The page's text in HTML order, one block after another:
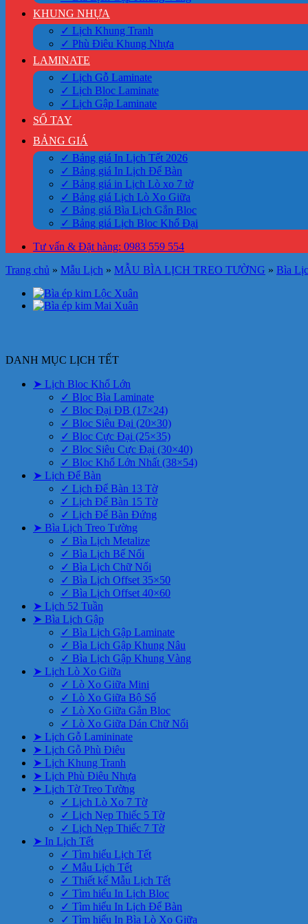
KHUNG NHỰA
✓ Lịch Khung Tranh
✓ Phù Điêu Khung Nhựa
LAMINATE
✓ Lịch Gỗ Laminate
✓ Lịch Bloc Laminate
✓ Lịch Gập Laminate
SỔ TAY
BẢNG GIÁ
✓ Bảng giá In Lịch Tết 2026
✓ Bảng giá In Lịch Để Bàn
✓ Bảng giá in Lịch Lò xo 7 tờ
✓ Bảng giá Lịch Lò Xo Giữa
✓ Bảng giá Bìa Lịch Gắn Bloc
✓ Bảng giá Lịch Bloc Khổ Đại
Tư vấn & Đặt hàng: 0983 559 554
Trang chủ » Mẫu Lịch » MẪU BÌA LỊCH TREO TƯỜNG » Bìa
DANH MỤC LỊCH TẾT
➤ Lịch Bloc Khổ Lớn
✓ Bloc Bìa Laminate
✓ Bloc Đại ĐB (17×24)
✓ Bloc Siêu Đại (20×30)
✓ Bloc Cực Đại (25×35)
✓ Bloc Siêu Cực Đại (30×40)
✓ Bloc Khổ Lớn Nhất (38×54)
➤ Lịch Để Bàn
✓ Lịch Để Bàn 13 Tờ
✓ Lịch Để Bàn 15 Tờ
✓ Lịch Để Bàn Đứng
➤ Bìa Lịch Treo Tường
✓ Bìa Lịch Metalize
✓ Bìa Lịch Bế Nổi
✓ Bìa Lịch Chữ Nổi
✓ Bìa Lịch Offset 35×50
✓ Bìa Lịch Offset 40×60
➤ Lịch 52 Tuần
➤ Bìa Lịch Gập
✓ Bìa Lịch Gập Laminate
✓ Bìa Lịch Gập Khung Nâu
✓ Bìa Lịch Gập Khung Vàng
➤ Lịch Lò Xo Giữa
✓ Lò Xo Giữa Mini
✓ Lò Xo Giữa Bộ Số
✓ Lò Xo Giữa Gắn Bloc
✓ Lò Xo Giữa Dán Chữ Nổi
➤ Lịch Gỗ Lamininate
➤ Lịch Gỗ Phù Điêu
➤ Lịch Khung Tranh
➤ Lịch Phù Điêu Nhựa
➤ Lịch Tờ Treo Tường
✓ Lịch Lò Xo 7 Tờ
✓ Lịch Nẹp Thiếc 5 Tờ
✓ Lịch Nẹp Thiếc 7 Tờ
➤ In Lịch Tết
✓ Tìm hiểu Lịch Tết
✓ Mẫu Lịch Tết
✓ Thiết kế Mẫu Lịch Tết
✓ Tìm hiểu In Lịch Bloc
✓ Tìm hiểu In Lịch Để Bàn
✓ Tìm hiểu In Bìa Lò Xo Giữa